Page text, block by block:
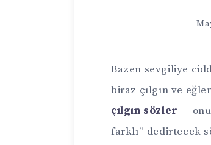
Bazen sevgiliye
biraz çılgın ve
çılgın sözler —
farklı” dedirtecek